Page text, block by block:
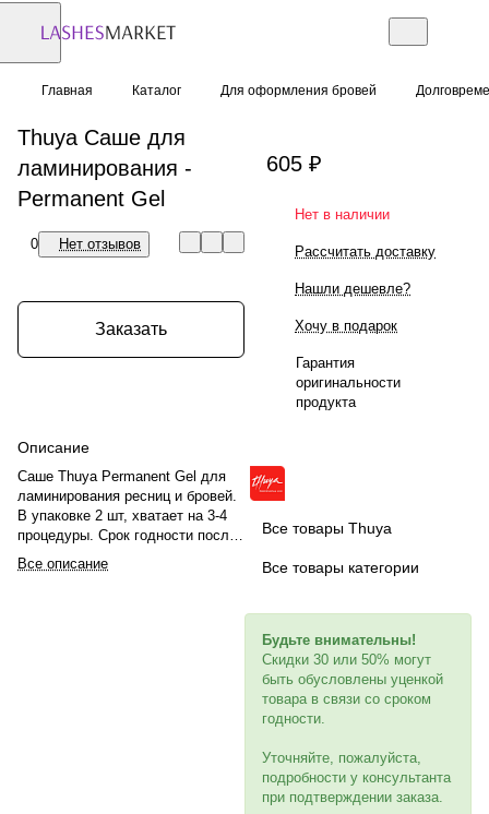
Главная Каталог Для оформления бровей
Thuya Саше для
ламинирования -
Permanent Gel
0 Нет отзывов
Заказать
Описание
Саше Thuya Permanent Gel для
ламинирования ресниц и бровей.
В упаковке 2 шт, хватает на 3-4
процедуры. Срок годности после
вскрытия - 1 неделя. Шаг 1
(Лифтинг) размягчает и
Все описание
605 ₽
Нет в наличии
Рассчитать доставку
Нашли дешевле?
Хочу в подарок
Гарантия
оригинальности
продукта
Все товары Thuya
Все товары категории
Будьте внимательны!
Скидки 30 или 50% могут
быть обусловлены уценкой
товара в связи со сроком
годности.
Уточняйте, пожалуйста,
подробности у консультанта
при подтверждении заказа.